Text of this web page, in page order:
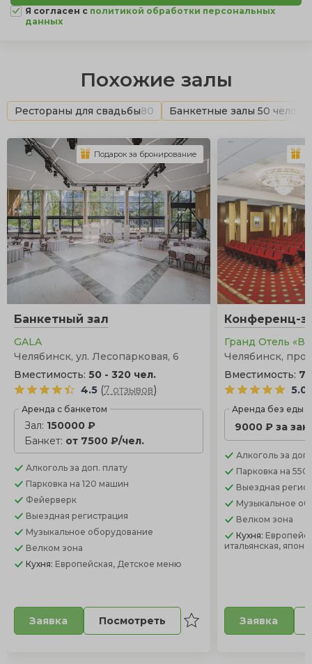
Я согласен с политикой обработки персональных
данных
Похожие залы
Рестораны для свадьбы80 Банкетные залы 50
Банкетный зал
GALA
Челябинск, ул. Лесопарковая, 6
Вместимость: 50 - 320 чел.
4.5 (7 отзывов)
Аренда с банкетом
Зал: 150000 ₽
Банкет: от 7500 ₽/чел.
Алкоголь за доп. плату
Парковка на 120 машин
Фейерверк
Выездная регистрация
Музыкальное оборудование
Велком зона
Кухня: Европейская, Детское меню
Заявка Посмотреть
Подарок за бронирование
Конференц-
Гранд Отель
Челябинск,
Вместимость:
5.0
Аренда без еды
9000 ₽ за
Алкоголь за
Парковка на
Выездная
Музыкальное
Велком зона
Кухня:
итальянская,
Заявка